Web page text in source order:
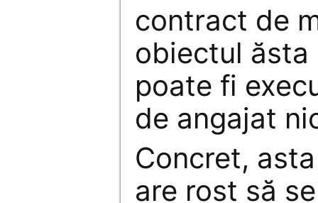
contract de
obiectul ăsta
poate fi
de angajat
Concret,
are rost să